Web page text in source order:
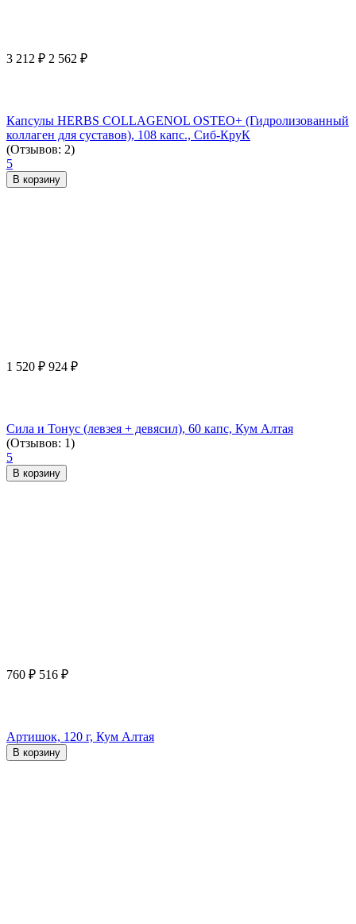
3 212 ₽ 2 562 ₽
Капсулы HERBS COLLAGENOL OSTEO+ (Гидролизованный
коллаген для суставов), 108 капс., Сиб-КруК
(Отзывов: 2)
5
В корзину
1 520 ₽ 924 ₽
Сила и Тонус (левзея + девясил), 60 капс, Кум Алтая
(Отзывов: 1)
5
В корзину
760 ₽ 516 ₽
Артишок, 120 г, Кум Алтая
В корзину